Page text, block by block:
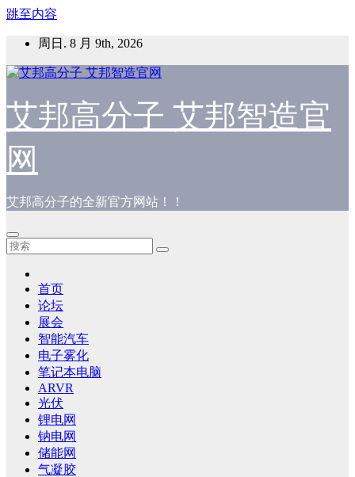
跳至内容
周日. 8 月 9th, 2026
艾邦高分子 艾邦智造官
网
艾邦高分子的全新官方网站！！
首页
论坛
展会
智能汽车
电子雾化
笔记本电脑
ARVR
光伏
锂电网
钠电网
储能网
气凝胶